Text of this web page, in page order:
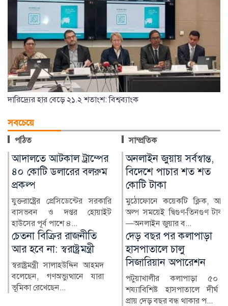
দারিদ্র্যের হার বেড়ে ২১.২ শতাংশ: বিশ্বব্যাংক
সবচেয়ে
পঠিত সাম্প্রতিক
অনলাইন জুয়ায় সর্বস্বান্ত,
বিদেশে পাচার শত শত
কোটি টাকা
মুঠোফোনে কয়েকটি ক্লিক, আর
অল্প সময়েই দ্বিগুণ-তিনগুণ টাকা
—অনলাইন জুয়ার ব...
শেখ হাসিনা দেশে ফিরে
আইনি পথে হাটবেন: আইন
মন্ত্রী
আইন, বিচার ও সংসদবিষয়কমন্ত্রী
মো. আসাদুজ্জামান বলেছেন, শেখ
হাসিনা বলেছেন, তিন...
দেড় বছর পর কলাপাড়া
হাসপাতালে চালু
সিজারিয়ান অপারেশন
পটুয়াখালীর কলাপাড়া ৫০
শয্যাবিশিষ্ট হাসপাতালে দীর্ঘ
ঝুঁকিপূর্ণ ভবনেই চলছে
আইন কলেজ
বাংলাদেশের প্রথম সারির আইন
কলেজগুলোর অন্যতম
নারায়ণগঞ্জ আইন কলেজ।
তৎকালীন পূর্...